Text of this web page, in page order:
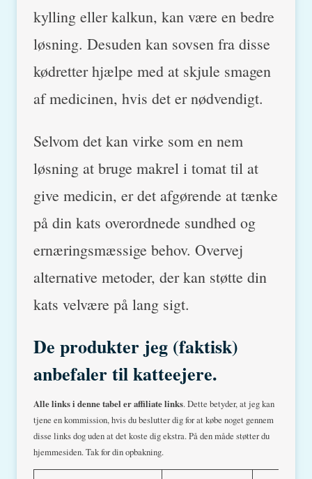
kylling eller kalkun, kan være en bedre
løsning. Desuden kan sovsen fra disse
kødretter hjælpe med at skjule smagen
af medicinen, hvis det er nødvendigt.
Selvom det kan virke som en nem
løsning at bruge makrel i tomat til at
give medicin, er det afgørende at tænke
på din kats overordnede sundhed og
ernæringsmæssige behov. Overvej
alternative metoder, der kan støtte din
kats velvære på lang sigt.
De produkter jeg (faktisk)
anbefaler til katteejere.
Alle links i denne tabel er affiliate links. Dette betyder, at jeg kan
tjene en kommission, hvis du beslutter dig for at købe noget gennem
disse links dog uden at det koste dig ekstra. På den måde støtter du
hjemmesiden. Tak for din opbakning.